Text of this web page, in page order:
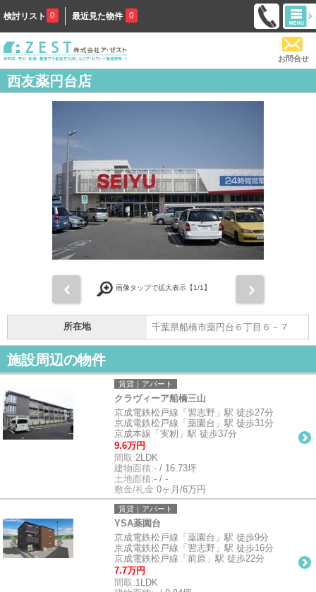
検討リスト 0 最近見た物件 0
お問合せ
西友薬円台店
画像タップで拡大表示【1/1】
所在地 千葉県船橋市薬円台６丁目６－７
施設周辺の物件
賃貸｜アパート
クラヴィーア船橋三山
京成電鉄松戸線「習志野」駅 徒歩27分
京成電鉄松戸線「薬園台」駅 徒歩31分
京成本線「実籾」駅 徒歩37分
9.6万円
間取:2LDK
建物面積:- / 16.73坪
土地面積:- / -
敷金/礼金:0ヶ月/6万円
賃貸｜アパート
YSA薬園台
京成電鉄松戸線「薬園台」駅 徒歩9分
京成電鉄松戸線「習志野」駅 徒歩16分
京成電鉄松戸線「前原」駅 徒歩22分
7.7万円
間取:1LDK